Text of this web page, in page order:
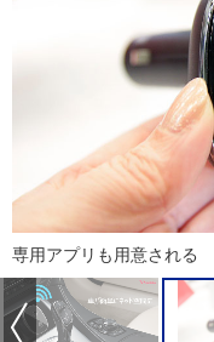
専用アプリも用意される